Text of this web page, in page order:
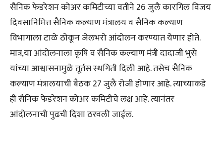
सैनिक फेडरेशन कोअर कमिटीच्या वतीने 26 जुलै कारगिल विजय
दिवसानिमित्त सैनिक कल्याण मंत्रालय व सैनिक कल्याण
विभागाला टाळे ठोकून जेलभरो आंदोलन करण्यात येणार होते.
मात्र,या आंदोलनाला कृषि व सैनिक कल्याण मंत्री दादाजी भुसे
यांच्या आश्वासनामुळे तूर्तस स्थगिती दिली आहे. तसेच सैनिक
कल्याण मंत्रालयाची बैठक 27 जुलै रोजी होणार आहे. त्याच्याकडे
ही सैनिक फेडरेशन कोअर कमिटीचे लक्ष आहे. त्यानंतर
आंदोलनाची पुढची दिशा ठरवली जाईल.